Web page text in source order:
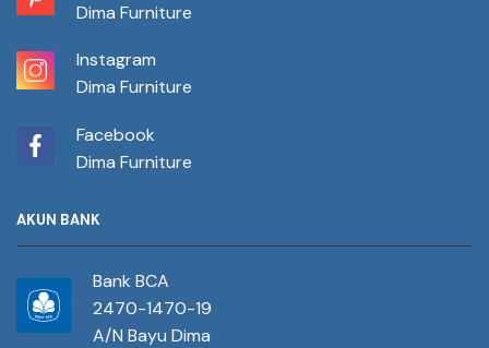
Dima Furniture
Instagram
Dima Furniture
Facebook
Dima Furniture
AKUN BANK
Bank BCA
2470-1470-19
A/N Bayu Dima